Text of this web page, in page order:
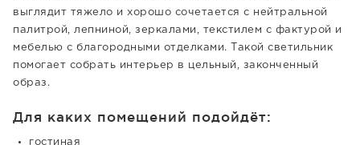
выглядит тяжело и хорошо сочетается с нейтральной
палитрой, лепниной, зеркалами, текстилем с фактурой и
мебелью с благородными отделками. Такой светильник
помогает собрать интерьер в цельный, законченный
образ.
Для каких помещений подойдёт:
гостиная